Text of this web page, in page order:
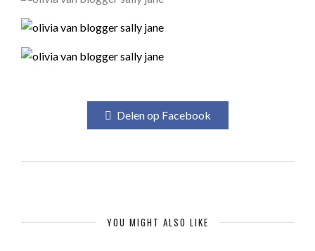
Delen op Facebook
YOU MIGHT ALSO LIKE